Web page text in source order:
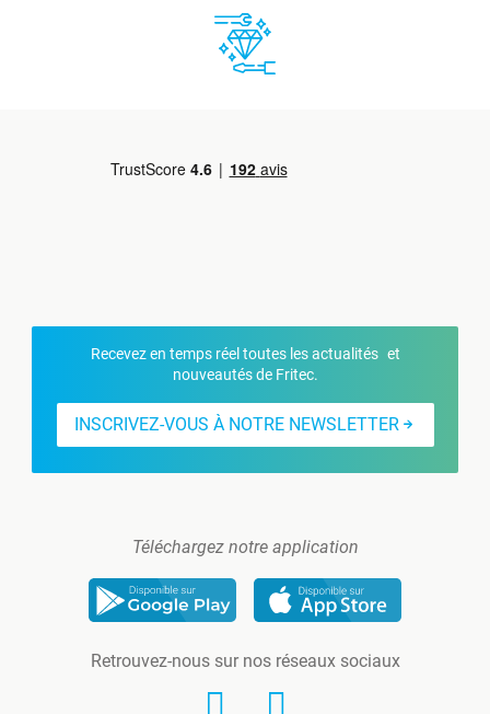
Recevez en temps réel toutes les actualités et
nouveautés de Fritec.
INSCRIVEZ-VOUS À NOTRE NEWSLETTER
Téléchargez notre application
Retrouvez-nous sur nos réseaux sociaux